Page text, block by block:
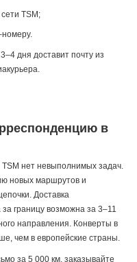
TSM;
дня доставит почту из
в
TSM нет невыполнимых задач.
новых маршрутов и
Доставка
границу возможна за 3–11
направления. Конверты в
чем в европейские страны.
за 5 000 км, заказывайте